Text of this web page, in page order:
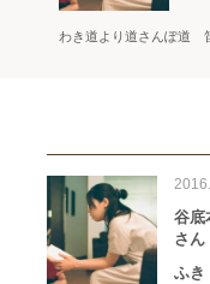
わき道より道さんぽ道
谷底
さん
ふき